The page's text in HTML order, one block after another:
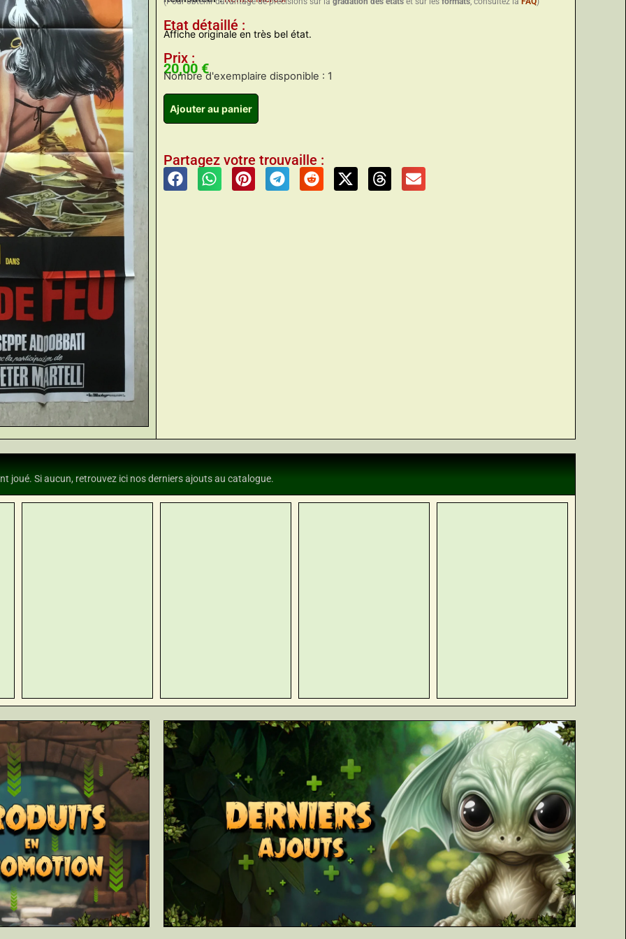
Etat détaillé :
Affiche originale en très bel état.
Prix :
20,00 €
Nombre d'exemplaire disponible : 1
Ajouter au panier
Partagez votre trouvaille :
joué. Si aucun, retrouvez ici nos derniers ajouts au catalogue.